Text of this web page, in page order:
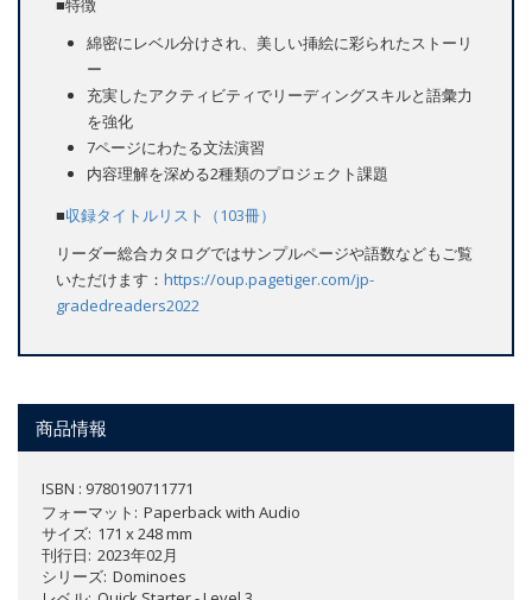
■特徴
綿密にレベル分けされ、美しい挿絵に彩られたストーリ
ー
充実したアクティビティでリーディングスキルと語彙力
を強化
7ページにわたる文法演習
内容理解を深める2種類のプロジェクト課題
■収録タイトルリスト（103冊）
リーダー総合カタログではサンプルページや語数などもご覧
いただけます： https://oup.pagetiger.com/jp-
gradedreaders2022
商品情報
ISBN : 9780190711771
フォーマット
Paperback with Audio
サイズ 171 x 248 mm
刊行日 2023年02月
シリーズ Dominoes